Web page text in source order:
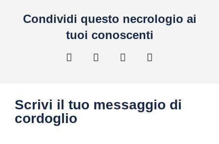
Condividi questo necrologio ai
tuoi conoscenti
Scrivi il tuo messaggio di
cordoglio